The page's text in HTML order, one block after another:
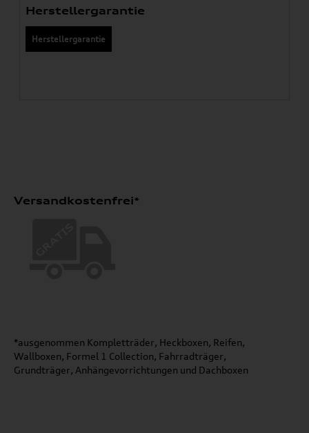
Herstellergarantie
Herstellergarantie
Versandkostenfrei*
*ausgenommen Kompletträder, Heckboxen, Reifen,
Wallboxen, Formel 1 Collection, Fahrradträger,
Grundträger, Anhängevorrichtungen und Dachboxen